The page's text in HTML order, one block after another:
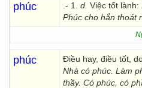
phúc .- 1. d. Việc tốt lành:
Phúc cho hắn thoát
phúc
Điều hay, điều tốt,
Nhà có phúc. Làm
thầy. Có phúc, có